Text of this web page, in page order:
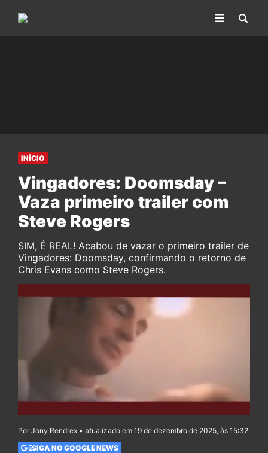
INÍCIO
Vingadores: Doomsday –
Vaza primeiro trailer com
Steve Rogers
SIM, É REAL! Acabou de vazar o primeiro trailer de
Vingadores: Doomsday, confirmando o retorno de
Chris Evans como Steve Rogers.
Por Jony Rendrex • atualizado em 19 de dezembro de 2025, às 15:32
SIGA NO GOOGLE NEWS